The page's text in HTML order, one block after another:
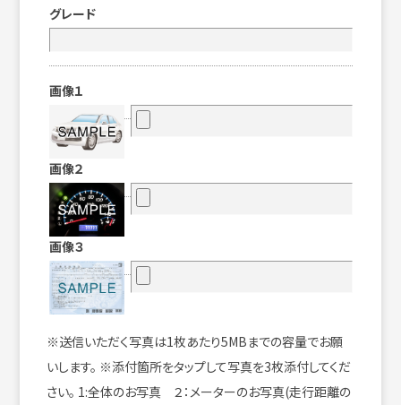
グレード
画像１
画像２
画像３
※送信いただく写真は1枚あたり5MBまでの容量でお願
いします。 ※添付箇所をタップして写真を3枚添付してくだ
さい。 1:全体のお写真 ２：メーターのお写真(走行距離の